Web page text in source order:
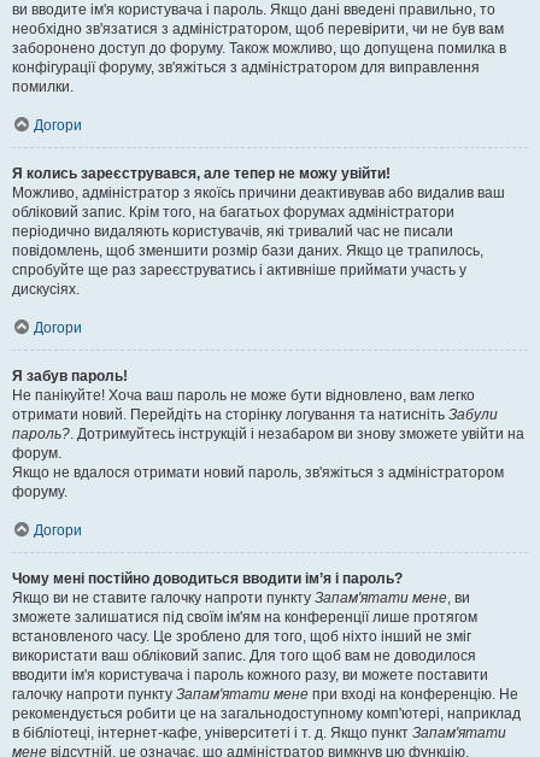
ви вводите ім'я користувача і пароль. Якщо дані введені правильно, то
необхідно зв'язатися з адміністратором, щоб перевірити, чи не був вам
заборонено доступ до форуму. Також можливо, що допущена помилка в
конфігурації форуму, зв'яжіться з адміністратором для виправлення
помилки.
Догори
Я колись зареєструвався, але тепер не можу увійти!
Можливо, адміністратор з якоїсь причини деактивував або видалив ваш
обліковий запис. Крім того, на багатьох форумах адміністратори
періодично видаляють користувачів, які тривалий час не писали
повідомлень, щоб зменшити розмір бази даних. Якщо це трапилось,
спробуйте ще раз зареєструватись і активніше приймати участь у
дискусіях.
Догори
Я забув пароль!
Не панікуйте! Хоча ваш пароль не може бути відновлено, вам легко
отримати новий. Перейдіть на сторінку логування та натисніть Забули
пароль?. Дотримуйтесь інструкцій і незабаром ви знову зможете увійти на
форум.
Якщо не вдалося отримати новий пароль, зв'яжіться з адміністратором
форуму.
Догори
Чому мені постійно доводиться вводити ім’я і пароль?
Якщо ви не ставите галочку напроти пункту Запам'ятати мене, ви
зможете залишатися під своїм ім'ям на конференції лише протягом
встановленого часу. Це зроблено для того, щоб ніхто інший не зміг
використати ваш обліковий запис. Для того щоб вам не доводилося
вводити ім'я користувача і пароль кожного разу, ви можете поставити
галочку напроти пункту Запам'ятати мене при вході на конференцію. Не
рекомендується робити це на загальнодоступному комп'ютері, наприклад
в бібліотеці, інтернет-кафе, університеті і т. д. Якщо пункт Запам'ятати
мене відсутній, це означає, що адміністратор вимкнув цю функцію.